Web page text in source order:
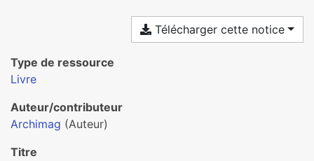
Télécharger cette notice
Type de ressource
Livre
Auteur/contributeur
Archimag (Auteur)
Titre